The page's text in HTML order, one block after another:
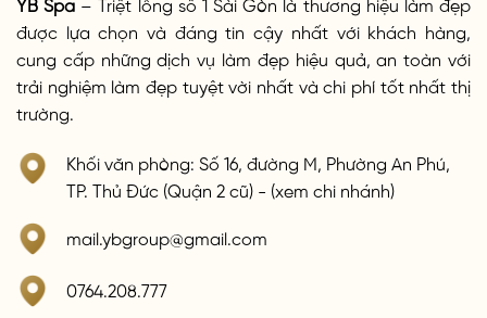
được lựa chọn và đáng tin cậy nhất với khách hàng,
cung cấp những dịch vụ làm đẹp hiệu quả, an toàn với
trải nghiệm làm đẹp tuyệt vời nhất và chi phí tốt nhất thị
trường.
Khối văn phòng: Số 16, đường M, Phường An Phú,
TP. Thủ Đức (Quận 2 cũ) - (xem chi nhánh)
mail.ybgroup@gmail.com
0764.208.777